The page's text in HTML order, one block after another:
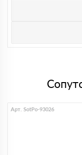
Арт. SotPo-93026